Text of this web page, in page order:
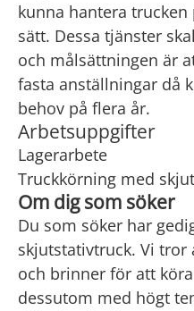
kunna hantera
sätt. Dessa tjänster
och målsättningen är
fasta anställningar då
behov på flera år.
Arbetsuppgifter
Lagerarbete
Truckkörning med
Om dig som söker
Du som söker har
skjutstativtruck. Vi
och brinner för att
dessutom med högt